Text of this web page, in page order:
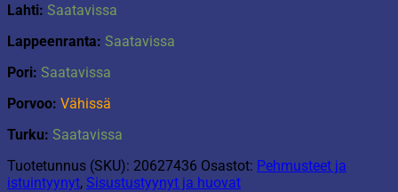
Lahti: Saatavissa
Lappeenranta: Saatavissa
Pori: Saatavissa
Porvoo: Vähissä
Turku: Saatavissa
Tuotetunnus (SKU): 20627436 Osastot: Pehmusteet ja
istuintyynyt, Sisustustyynyt ja huovat